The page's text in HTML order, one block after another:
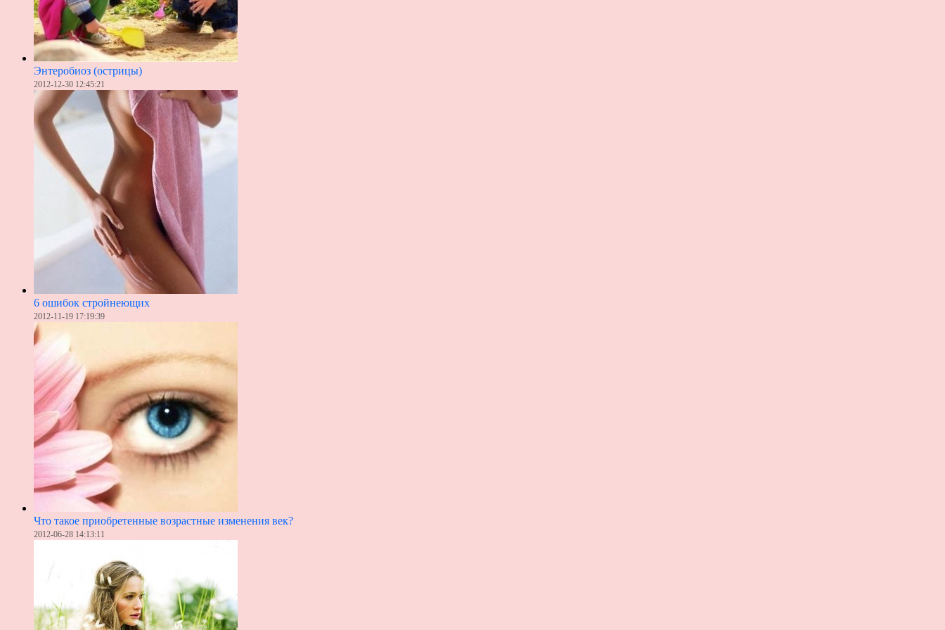
Энтеробиоз (острицы)
2012-12-30 12:45:21
6 ошибок стройнеющих
2012-11-19 17:19:39
Что такое приобретенные возрастные изменения век?
2012-06-28 14:13:11